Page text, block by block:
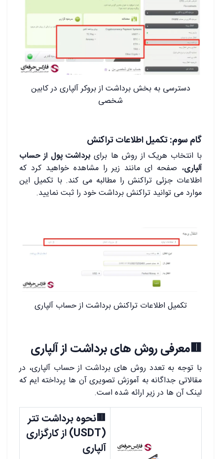
دسترسی به بخش برداشت از بروکر آلپاری در کابین
شخصی
گام سوم: تکمیل اطلاعات تراکنش
با انتخاب هریک از روش ها برای برداشت پول از حساب
آلپاری، صفحه ای مانند زیر را مشاهده خواهید کرد که
اطلاعات جزئی تراکنش را مطالبه می کند. با تکمیل این
موارد می توانید تراکنش برداشت خود را ثبت نمایید.
تکمیل اطلاعات تراکنش برداشت از حساب آلپاری
🟥معرفی روش های برداشت از آلپاری
با توجه به تعدد روش های برداشت از حساب آلپاری، در
مقالاتی جداگانه به آموزش تصویری آن ها پرداخته ایم که
لینک آن ها در زیر ارائه شده است.
🟥نحوه برداشت تتر
(USDT) از کارگزاری
آلپاری